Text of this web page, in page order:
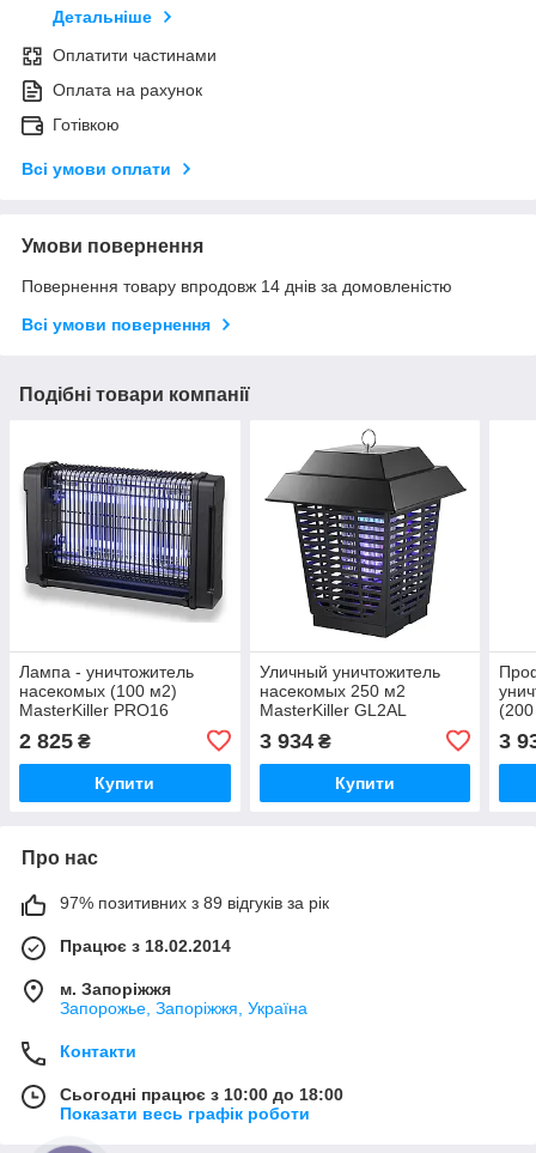
Детальніше
Оплатити частинами
Оплата на рахунок
Готівкою
Всі умови оплати
Умови повернення
Повернення товару впродовж 14 днів за домовленістю
Всі умови повернення
Подібні товари компанії
Лампа - уничтожитель
насекомых (100 м2)
MasterKiller PRO16
MasterSem MasterSem
2 825 ₴
Купити
Уличный уничтожитель
насекомых 250 м2
MasterKiller GL2AL
комаров MasterSem
MasterSem
3 934₴
Купити
3
Про нас
97% позитивних з 89 відгуків за рік
Працює з 18.02.2014
м. Запоріжжя
Запорожье, Запоріжжя, Україна
Контакти
Сьогодні працює з 10:00 до 18:00
Показати весь графік роботи